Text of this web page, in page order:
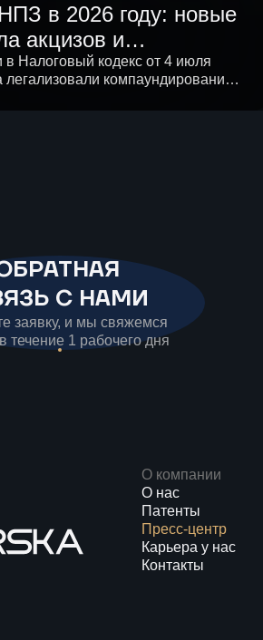
в 2026 году: новые
акцизов и
малой
в России
в Налоговый кодекс от 4 июля
легализовали компаундирование и
С НАМИ
заявку, и мы свяжемся
течение 1 рабочего дня
О компании
О нас
Патенты
Пресс-центр
Карьера у нас
Контакты